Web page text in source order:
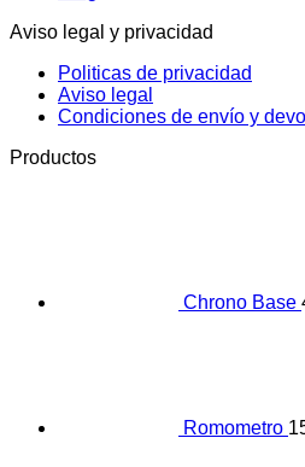
Aviso legal y privacidad
Politicas de privacidad
Aviso legal
Condiciones de envío y
Productos
Chrono Base
Romometro